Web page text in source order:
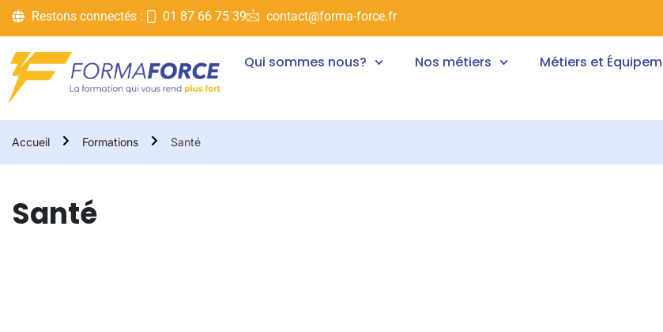
Restons connectés : 01 87 66 75 39 contact@forma-force.fr
Qui sommes nous? Nos métiers Métiers et
Accueil Formations Santé
Santé